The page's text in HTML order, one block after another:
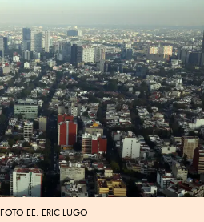
FOTO EE: ERIC LUGO